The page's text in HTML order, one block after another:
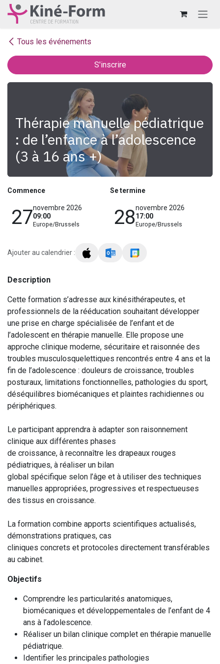
Se rendre au contenu
Tous les événements
S'inscrire
Thérapie manuelle pédiatrique
: de l’enfance à l’adolescence
(3 à 16 ans +)
Commence
27novembre 2026
09:00
Europe/Brussels
Se termine
28novembre 2026
17:00
Europe/Brussels
Ajouter au calendrier :
Description
Cette formation s’adresse aux kinésithérapeutes, et
professionnels de la rééducation souhaitant développer
une prise en charge spécialisée de l’enfant et de
l’adolescent en thérapie manuelle. Elle propose une
approche clinique moderne, sécuritaire et raisonnée des
troubles musculosquelettiques rencontrés entre 4 ans et la
fin de l’adolescence : douleurs de croissance, troubles
posturaux, limitations fonctionnelles, pathologies du sport,
déséquilibres biomécaniques et plaintes rachidiennes ou
périphériques.
Le participant apprendra à adapter son raisonnement
clinique aux différentes phases
de croissance, à reconnaître les drapeaux rouges
pédiatriques, à réaliser un bilan
global spécifique selon l’âge et à utiliser des techniques
manuelles appropriées, progressives et respectueuses
des tissus en croissance.
La formation combine apports scientifiques actualisés,
démonstrations pratiques, cas
cliniques concrets et protocoles directement transférables
au cabinet.
Objectifs
Comprendre les particularités anatomiques,
biomécaniques et développementales de l’enfant de 4
ans à l’adolescence.
Réaliser un bilan clinique complet en thérapie manuelle
pédiatrique.
Identifier les principales pathologies